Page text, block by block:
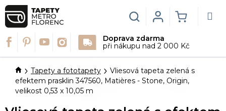
Přejít
na
obsah
Doprava zdarma
při nákupu nad 2 000 Kč
Hledat
KOŠÍK
Login
DomůTapety a fototapety
Vliesová tapeta zelená s
efektem prasklin 347560, Matières - Stone, Origin,
velikost 0,53 x 10,05 m